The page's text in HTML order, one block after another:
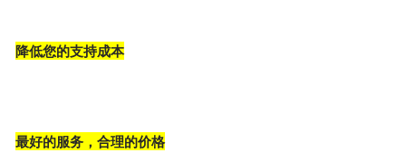
降低您的支持成本
最好的服务，合理的价格